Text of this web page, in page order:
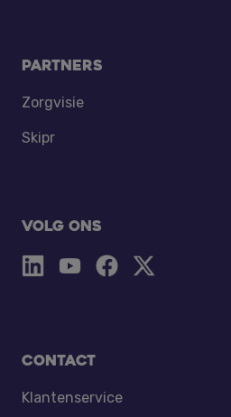
Partners
Zorgvisie
Skipr
Volg ons
Contact
Klantenservice